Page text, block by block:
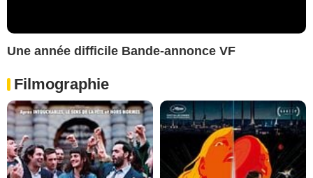
Une année difficile Bande-annonce VF
Filmographie